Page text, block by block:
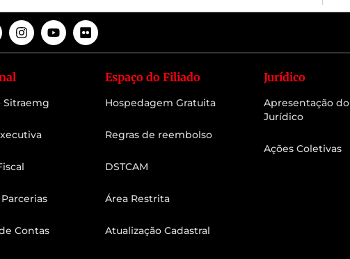
Sitraemg
Contas
Espaço do Filiado
Hospedagem Gratuita
Regras de reembolso
DSTCAM
Área Restrita
Atualização Cadastral
Jurídico
Apresentação do
Jurídico
Ações Coletivas